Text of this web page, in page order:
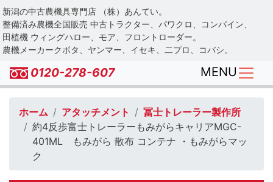
Skip
to
main
content
新潟の中古農機具専門店 （株）あんてい。
整備済み農機全国販売 中古トラクター、パワクロ、コンバイン、
田植機 ウィングハロー、モア、フロントローダー。
農機メーカークボタ、ヤンマー、イセキ、二プロ、コバシ。
0120-278-607 MENU
ホーム アタッチメント
冨士トレーラー製作所
約4反歩富士トレーラーもみがらキャリアMGC-
401ML もみがら 散布 コンテナ ・もみがらマッ
ク